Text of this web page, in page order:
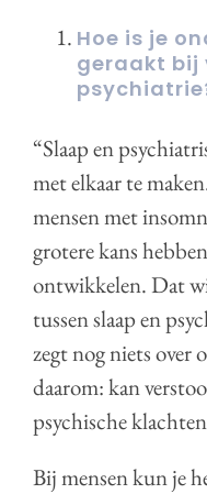
Hoe is je
geraakt bij
“Slaap en
met elkaar te
mensen met
grotere kans
ontwikkelen. Dat
tussen slaap en
zegt nog niets over
daarom: kan
psychische
Bij mensen kun je